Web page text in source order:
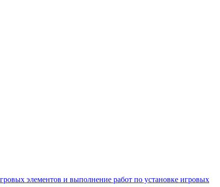
элементов и выполнение работ по установке игровых